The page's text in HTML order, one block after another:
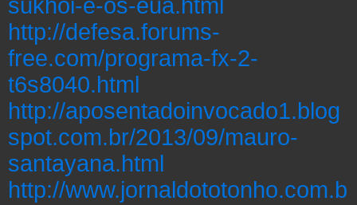
sukhoi-e-os-eua.html
http://defesa.forums-
free.com/programa-fx-2-
t6s8040.html
http://aposentadoinvocado1.blog
spot.com.br/2013/09/mauro-
santayana.html
http://www.jornaldototonho.com.b